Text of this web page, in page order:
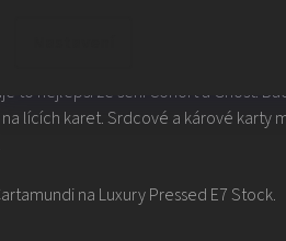
svému klasickému designu, který v
totiž plně značené.
to nejlepší ze sérií Cohort a Ghost.
lících karet. Srdcové a kárové karty
na Luxury Pressed E7 Stock.